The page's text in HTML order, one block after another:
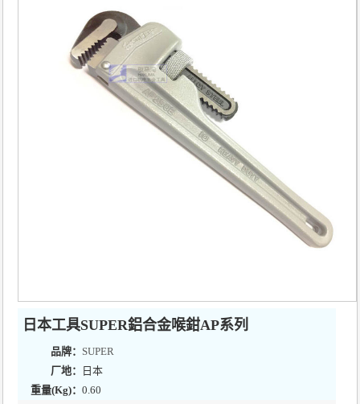
日本工具SUPER鋁合金喉鉗AP系列
品牌： SUPER
厂地：
日本
重量(Kg)： 0.60